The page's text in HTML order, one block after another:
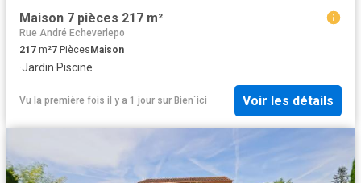
Maison 7 pièces 217 m²
Rue André Echeverlepo
217 m²7 Pièces Maison
·Jardin·Piscine
Vu la première fois il y a 1 jour sur Bien´ici Voir les détails